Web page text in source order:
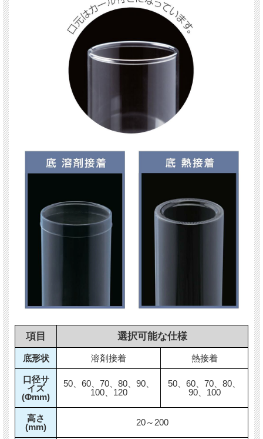
項目 選択可能な仕様
底形状 溶剤接着 熱接着
口径サ
イズ
(Φmm)
50、60、70、80、90、
100、120
50、60、70、80、
90、100
高さ
(mm)
20～200